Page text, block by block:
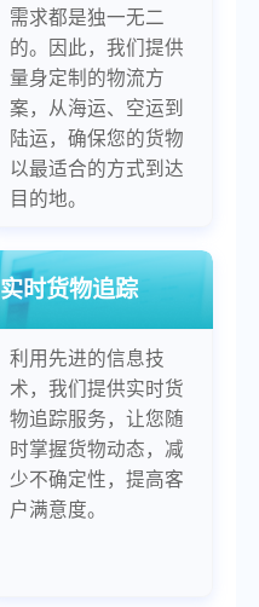
需求都是独一无二
的。因此，我们提供
量身定制的物流方
案，从海运、空运到
陆运，确保您的货物
以最适合的方式到达
目的地。
实时货物追踪
利用先进的信息技
术，我们提供实时货
物追踪服务，让您随
时掌握货物动态，减
少不确定性，提高客
户满意度。